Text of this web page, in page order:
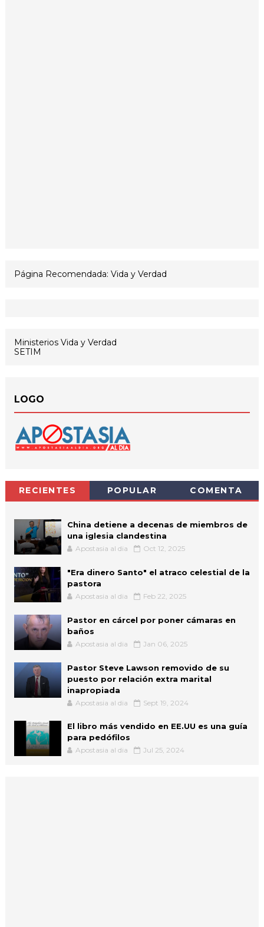
Página Recomendada: Vida y Verdad
Ministerios Vida y Verdad
SETIM
LOGO
RECIENTES POPULAR COMENTA
China detiene a decenas de miembros de
una iglesia clandestina
Apostasia al dia Oct 12, 2025
"Era dinero Santo" el atraco celestial de la
pastora
Apostasia al dia Feb 22, 2025
Pastor en cárcel por poner cámaras en
baños
Apostasia al dia Jan 06, 2025
Pastor Steve Lawson removido de su
puesto por relación extra marital
inapropiada
Apostasia al dia Sept 19, 2024
El libro más vendido en EE.UU es una guía
para pedófilos
Apostasia al dia Jul 25, 2024